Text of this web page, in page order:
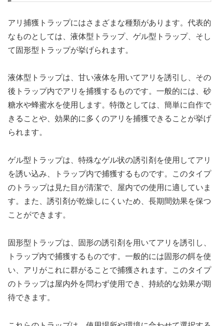
アリ捕獲トラップにはさまざまな種類があります。代表的
なものとしては、液体型トラップ、ゲル型トラップ、そし
て固形型トラップが挙げられます。
液体型トラップは、甘い液体を用いてアリを誘引し、その
後トラップ内でアリを捕獲するものです。一般的には、砂
糖水や蜂蜜水を使用します。特徴としては、簡単に自作で
きることや、効果的に多くのアリを捕獲できることが挙げ
られます。
ゲル型トラップは、特殊なゲル状の誘引剤を使用してアリ
を誘い込み、トラップ内で捕獲するものです。このタイプ
のトラップは見た目が清潔で、屋内での使用に適していま
す。また、誘引剤が乾燥しにくいため、長期間効果を保つ
ことができます。
固形型トラップは、固形の誘引剤を用いてアリを誘引し、
トラップ内で捕獲するものです。一般的には固形の餌を使
い、アリがこれに群がることで捕獲されます。このタイプ
のトラップは屋内外を問わず使用でき、持続的な効果が期
待できます。